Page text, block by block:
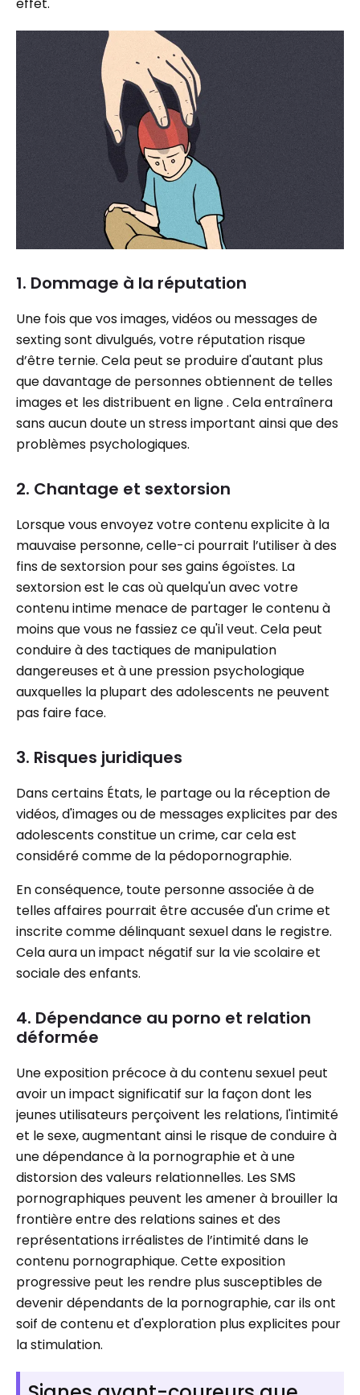
1. Dommage à la réputation
Une fois que vos images, vidéos ou messages de
sexting sont divulgués, votre réputation risque
d’être ternie. Cela peut se produire d'autant plus
que davantage de personnes obtiennent de telles
images et les distribuent en ligne . Cela entraînera
sans aucun doute un stress important ainsi que des
problèmes psychologiques.
2. Chantage et sextorsion
Lorsque vous envoyez votre contenu explicite à la
mauvaise personne, celle-ci pourrait l’utiliser à des
fins de sextorsion pour ses gains égoïstes. La
sextorsion est le cas où quelqu'un avec votre
contenu intime menace de partager le contenu à
moins que vous ne fassiez ce qu'il veut. Cela peut
conduire à des tactiques de manipulation
dangereuses et à une pression psychologique
auxquelles la plupart des adolescents ne peuvent
pas faire face.
3. Risques juridiques
Dans certains États, le partage ou la réception de
vidéos, d'images ou de messages explicites par des
adolescents constitue un crime, car cela est
considéré comme de la pédopornographie.
En conséquence, toute personne associée à de
telles affaires pourrait être accusée d'un crime et
inscrite comme délinquant sexuel dans le registre.
Cela aura un impact négatif sur la vie scolaire et
sociale des enfants.
4. Dépendance au porno et relation
déformée
Une exposition précoce à du contenu sexuel peut
avoir un impact significatif sur la façon dont les
jeunes utilisateurs perçoivent les relations, l'intimité
et le sexe, augmentant ainsi le risque de conduire à
une dépendance à la pornographie et à une
distorsion des valeurs relationnelles. Les SMS
pornographiques peuvent les amener à brouiller la
frontière entre des relations saines et des
représentations irréalistes de l’intimité dans le
contenu pornographique. Cette exposition
progressive peut les rendre plus susceptibles de
devenir dépendants de la pornographie, car ils ont
soif de contenu et d'exploration plus explicites pour
la stimulation.